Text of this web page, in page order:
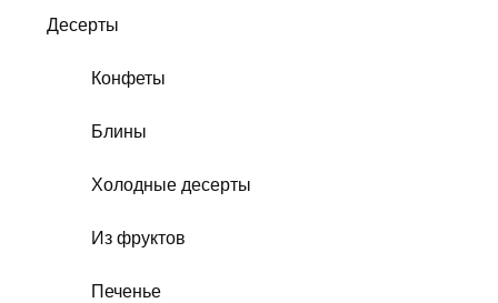
Десерты
Конфеты
Блины
Холодные десерты
Из фруктов
Печенье